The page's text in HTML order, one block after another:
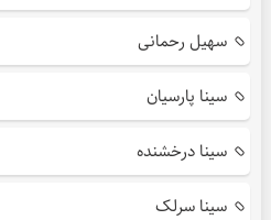
سهیل رحمانی
سینا پارسیان
سینا درخشنده
سینا سرلک